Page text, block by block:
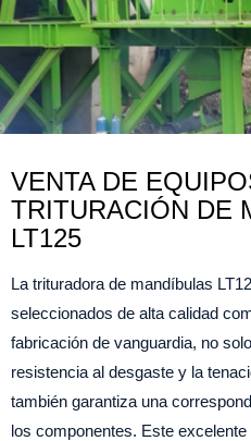
VENTA DE
TRITURACIÓN DE
LT125
La trituradora de mandíbulas
seleccionados de alta calidad
fabricación de vanguardia, no
resistencia al desgaste y la
también garantiza una
los componentes. Este